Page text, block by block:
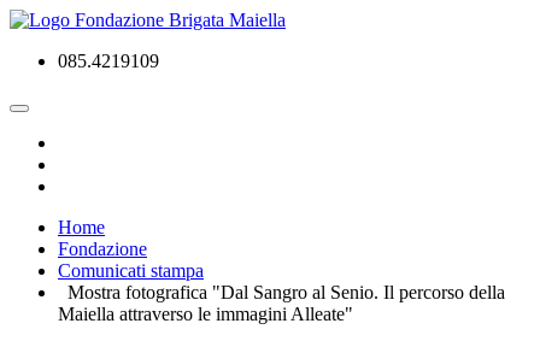
085.4219109
Home
Fondazione
Comunicati stampa
Mostra fotografica "Dal Sangro al Senio. Il percorso della
Maiella attraverso le immagini Alleate"